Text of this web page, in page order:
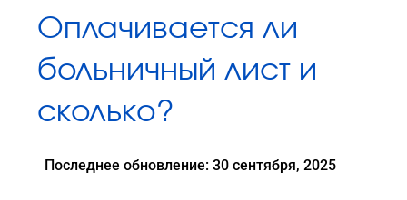
Оплачивается ли
больничный лист и
сколько?
Последнее обновление: 30 сентября, 2025